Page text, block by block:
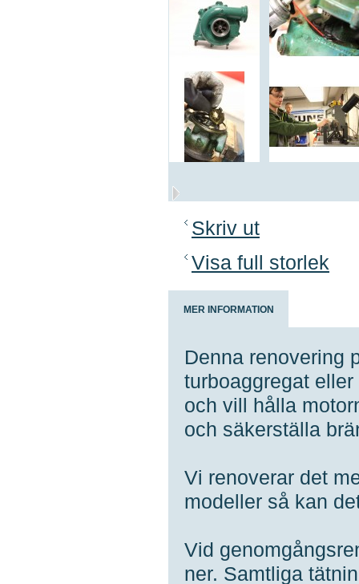
Skriv ut
Visa full storlek
MER INFORMATION
Denna renovering
turboaggregat
och vill hålla
och säkerställa
Vi renoverar det
modeller så kan
Vid
ner. Samtliga